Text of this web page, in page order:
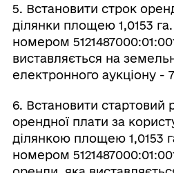
5. Встановити строк
ділянки площею 1,0153
номером
виставляється на
електронного аукціону -
6. Встановити стартовий
орендної плати за
ділянкою площею 1,0153
номером